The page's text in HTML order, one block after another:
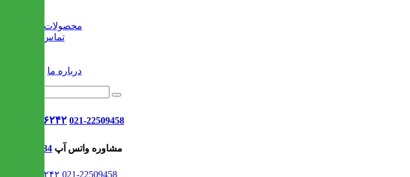
محصولات جدید
تماس با ما
درباره ما
021-۹۱۳۰۶۲۴۲ 021-22509458
09302308484 مشاوره واتس آپ
021-۹۱۳۰۶۲۴۲ 021-22509458